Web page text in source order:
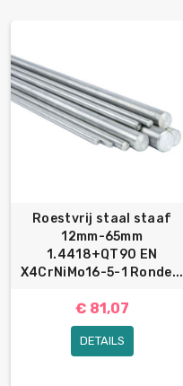
Roestvrij staal staaf
12mm-65mm
1.4418+QT90 EN
X4CrNiMo16-5-1 Ronde...
€ 81,07
DETAILS